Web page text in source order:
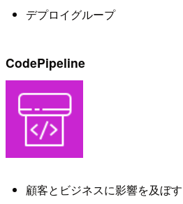
デプロイグループ
CodePipeline
顧客とビジネスに影響を及ぼ